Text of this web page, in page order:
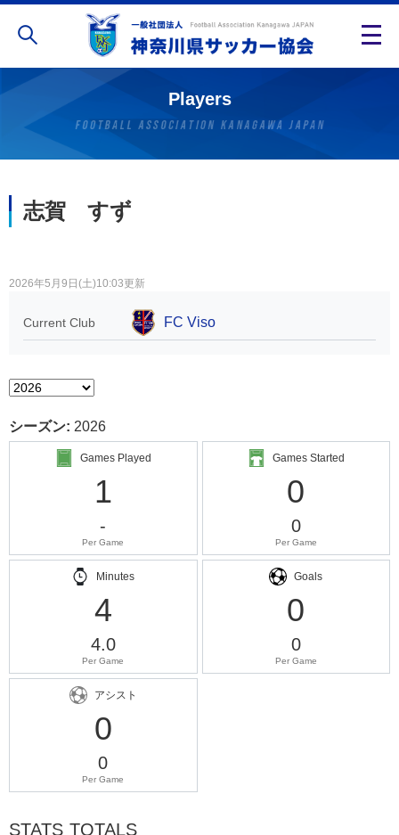
Players
志賀 すず
2026年5月9日(土)10:03更新
Current Club FC Viso
シーズン: 2026
Games Played
1
-
Per Game
Games Started
0
0
Per Game
Minutes
4
4.0
Per Game
Goals
0
0
Per Game
アシスト
0
0
Per Game
STATS TOTALS